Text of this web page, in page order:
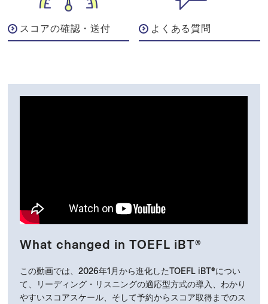
スコアの確認・送付 よくある質問
What changed in TOEFL iBT®
この動画では、2026年1月から進化したTOEFL iBT®につい
て、リーディング・リスニングの適応型方式の導入、わかり
やすいスコアスケール、そして予約からスコア取得までのス